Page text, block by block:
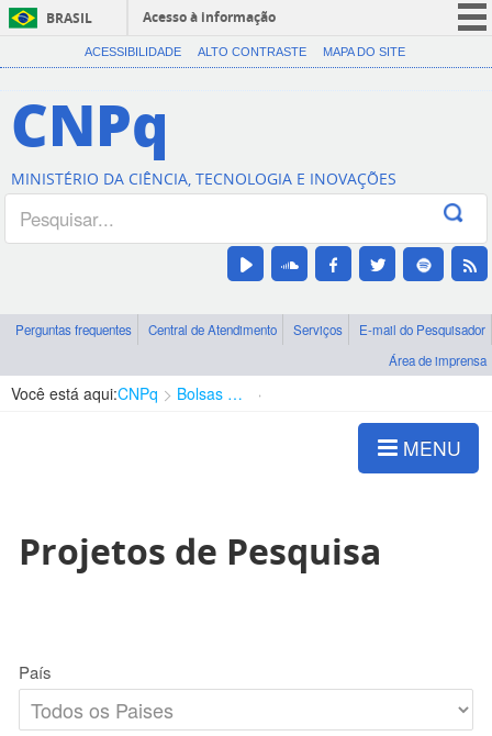
BRASIL
Acesso à informação
CORONAVÍRUS (COVID-19)
Canais
ACESSIBILIDADE ALTO CONTRASTE MAPA DO SITE
CNPq
MINISTÉRIO DA CIÊNCIA, TECNOLOGIA E INOVAÇÕES
Perguntas frequentes Central de Atendimento Serviços
E-mail do Pesquisador
Área de imprensa
Você está aqui:CNPq Bolsas e Auxílios Vigentes
MENU
Projetos de Pesquisa
País